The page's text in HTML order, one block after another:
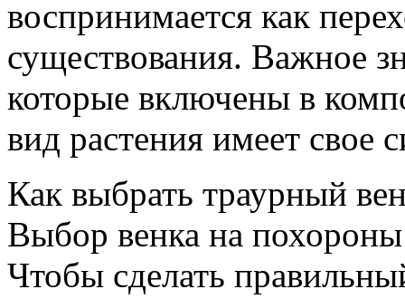
воспринимается как
существования. Важное
которые включены в
вид растения имеет свое
Как выбрать траурный
Выбор венка на
Чтобы сделать